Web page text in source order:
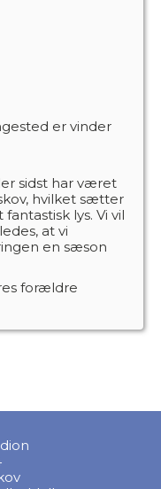
er vinder
sidst har været
hvilket sætter
lys. Vi vil
at vi
en sæson
forældre